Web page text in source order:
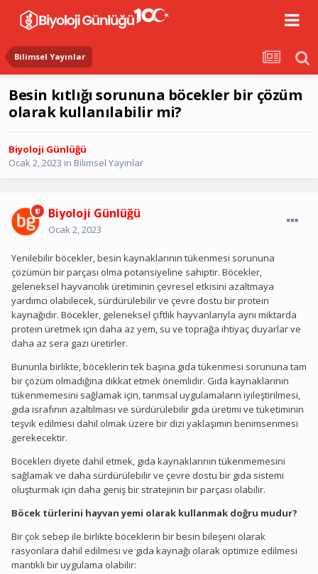
Bilimsel Yayınlar
Besin kıtlığı sorununa böcekler bir çözüm
olarak kullanılabilir mi?
Biyoloji Günlüğü
Ocak 2, 2023 in Bilimsel Yayınlar
Biyoloji Günlüğü
Ocak 2, 2023
Yenilebilir böcekler, besin kaynaklarının tükenmesi sorununa
çözümün bir parçası olma potansiyeline sahiptir. Böcekler,
geleneksel hayvancılık üretiminin çevresel etkisini azaltmaya
yardımcı olabilecek, sürdürülebilir ve çevre dostu bir protein
kaynağıdır. Böcekler, geleneksel çiftlik hayvanlarıyla aynı miktarda
protein üretmek için daha az yem, su ve toprağa ihtiyaç duyarlar ve
daha az sera gazı üretirler.
Bununla birlikte, böceklerin tek başına gıda tükenmesi sorununa tam
bir çözüm olmadığına dikkat etmek önemlidir. Gıda kaynaklarının
tükenmemesini sağlamak için, tarımsal uygulamaların iyileştirilmesi,
gıda israfının azaltılması ve sürdürülebilir gıda üretimi ve tüketiminin
teşvik edilmesi dahil olmak üzere bir dizi yaklaşımın benimsenmesi
gerekecektir.
Böcekleri diyete dahil etmek, gıda kaynaklarının tükenmemesini
sağlamak ve daha sürdürülebilir ve çevre dostu bir gıda sistemi
oluşturmak için daha geniş bir stratejinin bir parçası olabilir.
Böcek türlerini hayvan yemi olarak kullanmak doğru mudur?
Bir çok sebep ile birlikte böceklerin bir besin bileşeni olarak
rasyonlara dahil edilmesi ve gıda kaynağı olarak optimize edilmesi
mantıklı bir uygulama olabilir: